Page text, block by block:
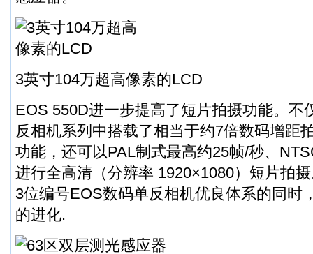
3英寸104万超高像素的LCD
EOS 550D进一步提高了短片拍摄功能。不
反相机系列中搭载了相当于约7倍数码增距
功能，还可以PAL制式最高约25帧/秒、
进行全高清（分辨率 1920×1080）短片拍
3位编号EOS数码单反相机优良体系的同时
的进化.